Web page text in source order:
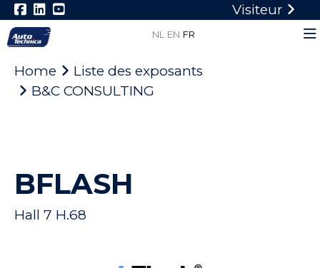
Visiteur
NL EN FR
Home
Liste des exposants
B&C CONSULTING
BFLASH
Hall 7 H.68